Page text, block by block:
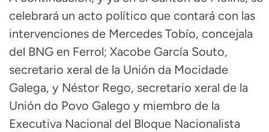
celebrará un acto político que contará con las
intervenciones de Mercedes Tobío, concejala
del BNG en Ferrol; Xacobe García Souto,
secretario xeral de la Unión da Mocidade
Galega, y Néstor Rego, secretario xeral de la
Unión do Povo Galego y miembro de la
Executiva Nacional del Bloque Nacionalista